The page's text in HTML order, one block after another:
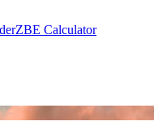
ZBE Calculator